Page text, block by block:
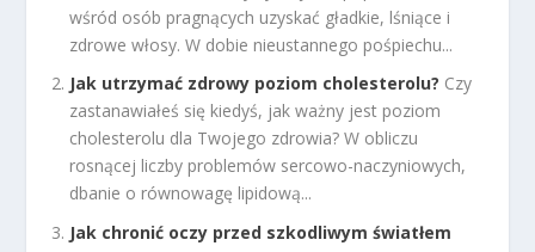
wśród osób pragnących uzyskać gładkie, lśniące i
zdrowe włosy. W dobie nieustannego pośpiechu...
Jak utrzymać zdrowy poziom cholesterolu? Czy
zastanawiałeś się kiedyś, jak ważny jest poziom
cholesterolu dla Twojego zdrowia? W obliczu
rosnącej liczby problemów sercowo-naczyniowych,
dbanie o równowagę lipidową...
Jak chronić oczy przed szkodliwym światłem